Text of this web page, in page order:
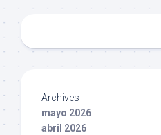
Archives
mayo 2026
abril 2026